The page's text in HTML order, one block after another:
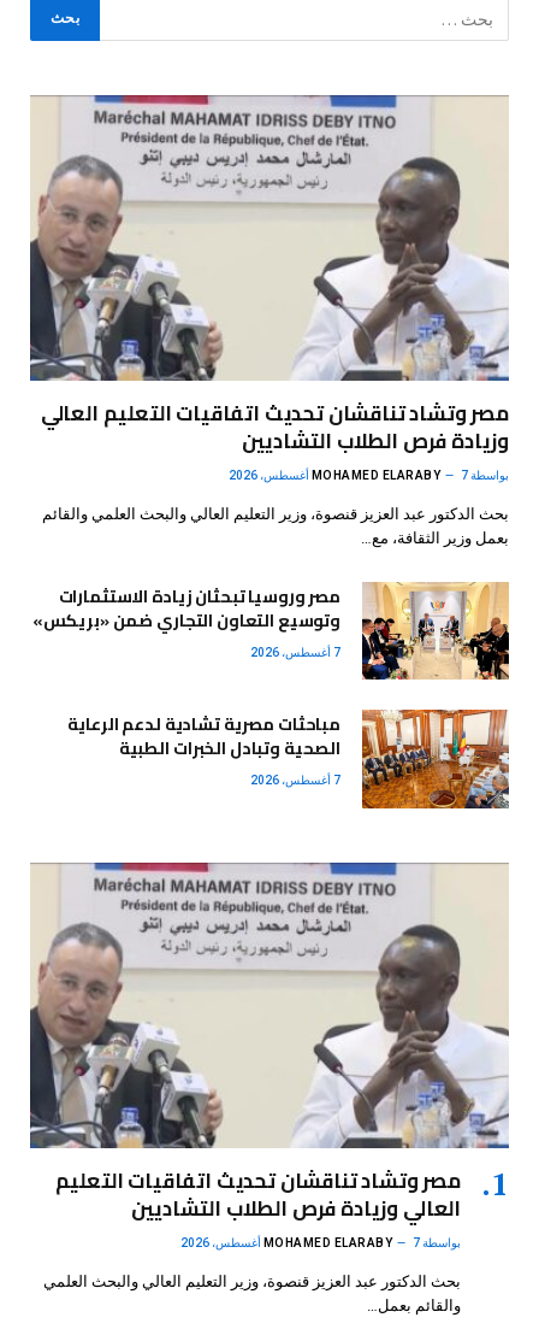
مصر وتشاد تناقشان تحديث اتفاقيات التعليم العالي
وزيادة فرص الطلاب التشاديين
بواسطة MOHAMED ELARABY 7 أغسطس، 2026
بحث الدكتور عبد العزيز قنصوة، وزير التعليم العالي والبحث العلمي والقائم
بعمل وزير الثقافة، مع…
مصر وروسيا تبحثان زيادة الاستثمارات
وتوسيع التعاون التجاري ضمن «بريكس»
7 أغسطس، 2026
مباحثات مصرية تشادية لدعم الرعاية
الصحية وتبادل الخبرات الطبية
7 أغسطس، 2026
مصر وتشاد تناقشان تحديث اتفاقيات التعليم
العالي وزيادة فرص الطلاب التشاديين
بواسطة MOHAMED ELARABY 7 أغسطس، 2026
بحث الدكتور عبد العزيز قنصوة، وزير التعليم العالي والبحث العلمي
والقائم بعمل…